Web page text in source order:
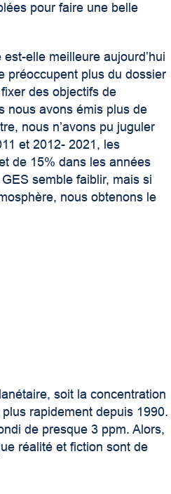
pour faire une belle
elle meilleure aujourd’hui
préoccupent plus du dossier
des objectifs de
nous avons émis plus de
nous n’avons pu juguler
et 2012- 2021, les
de 15% dans les années
semble faiblir, mais si
nous obtenons le
soit la concentration
rapidement depuis 1990.
de presque 3 ppm. Alors,
réalité et fiction sont de